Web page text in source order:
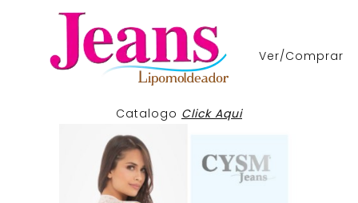
Ver/Comprar
Catalogo Click Aqui